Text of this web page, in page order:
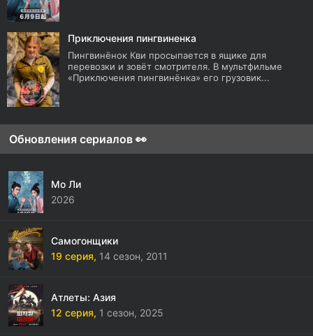
Приключения пингвиненка
Пингвинёнок Кви просыпается в ящике для
перевозки и зовёт смотрителя. В мультфильме
«Приключения пингвинёнка» его грузовик...
Обновления сериалов 👀
Мо Ли
2026
Самогонщики
19 серия, 14 сезон, 2011
Атлеты: Азия
12 серия, 1 сезон, 2025